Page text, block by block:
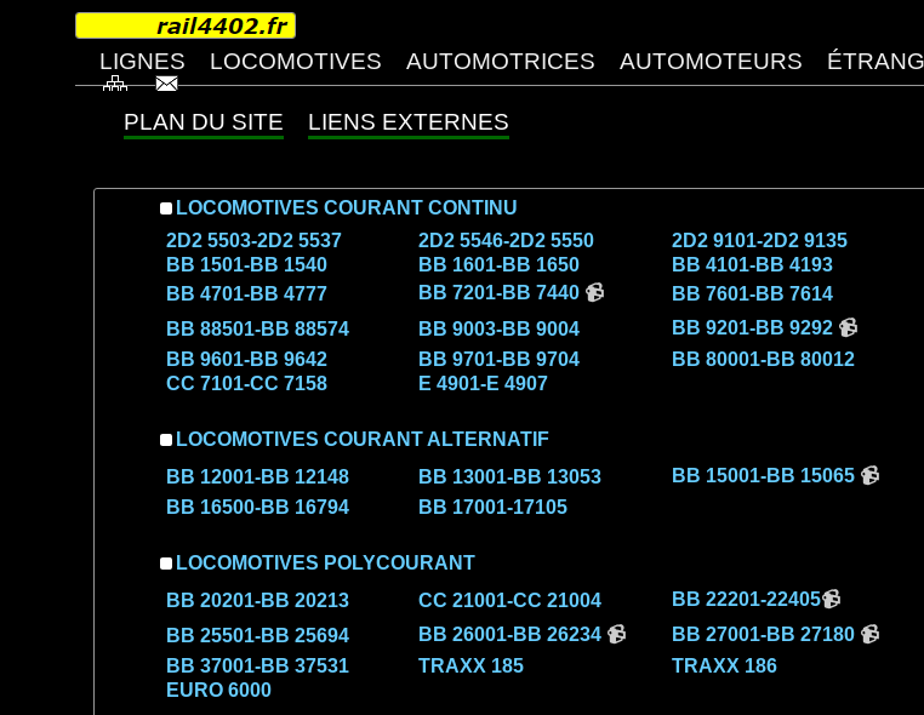
PLAN DU SITE LIENS EXTERNES
LOCOMOTIVES COURANT CONTINU
2D2 5503-2D2 5537
2D2 5546-2D2 5550 2D2 9101-2D2 9135
BB 1501-BB 1540
BB 1601-BB 1650 BB 4101-BB 4193
BB 4701-BB 4777
BB 7201-BB 7440📹 BB 7601-BB 7614
BB 88501-BB 88574
BB 9003-BB 9004 BB 9201-BB 9292📹
BB 9601-BB 9642
BB 9701-BB 9704 BB 80001-BB 80012
CC 7101-CC 7158
E 4901-E 4907
LOCOMOTIVES COURANT ALTERNATIF
BB 12001-BB 12148
BB 13001-BB 13053 BB 15001-BB 15065📹
BB 16500-BB 16794
BB 17001-17105
LOCOMOTIVES POLYCOURANT
BB 20201-BB 20213
CC 21001-CC 21004 BB 22201-22405📹
BB 25501-BB 25694
BB 26001-BB 26234📹 BB 27001-BB 27180📹
BB 37001-BB 37531
TRAXX 185 TRAXX 186
EURO 6000